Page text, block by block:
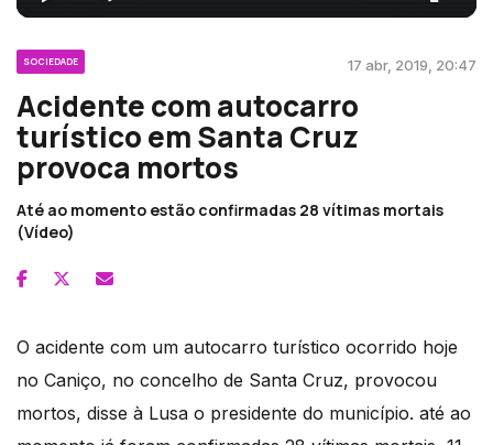
SOCIEDADE 17 abr, 2019, 20:47
Acidente com autocarro
turístico em Santa Cruz
provoca mortos
Até ao momento estão confirmadas 28 vítimas mortais
(Vídeo)
O acidente com um autocarro turístico ocorrido hoje
no Caniço, no concelho de Santa Cruz, provocou
mortos, disse à Lusa o presidente do município. até ao